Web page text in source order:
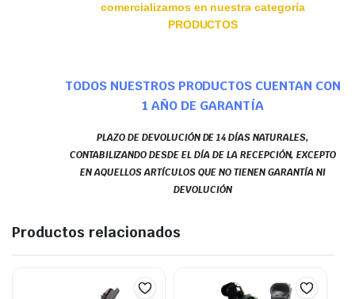
comercializamos en nuestra categoría
PRODUCTOS
TODOS NUESTROS PRODUCTOS CUENTAN CON
1 AÑO DE GARANTÍA
PLAZO DE DEVOLUCIÓN DE 14 DÍAS NATURALES,
CONTABILIZANDO DESDE EL DÍA DE LA RECEPCIÓN, EXCEPTO
EN AQUELLOS ARTÍCULOS QUE NO TIENEN GARANTÍA NI
DEVOLUCIÓN
Productos relacionados